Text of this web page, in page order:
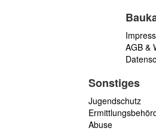
AGB &
Sonstiges
Jugendschutz
Abuse